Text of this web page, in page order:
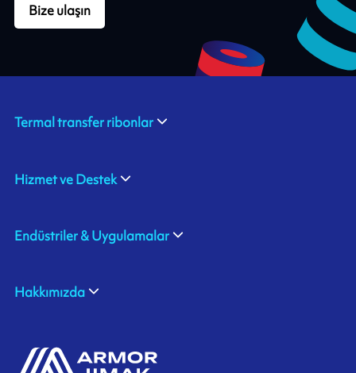
Bize ulaşın
Termal transfer ribonlar
Hizmet ve Destek
Endüstriler & Uygulamalar
Hakkımızda